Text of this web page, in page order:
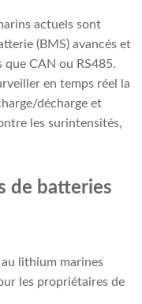
actuels sont
(BMS) avancés et
CAN ou RS485.
en temps réel la
décharge et
les surintensités,
de batteries
lithium marines
les propriétaires de